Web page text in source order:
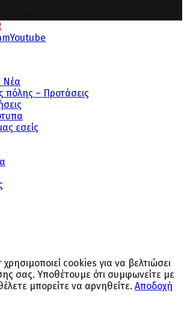
Youtube
Νέα
πόλης – Προτάσεις
εσείς
cookies για να βελτιώσει
σας. Υποθέτουμε ότι συμφωνείτε με
μπορείτε να αρνηθείτε. Αποδοχή